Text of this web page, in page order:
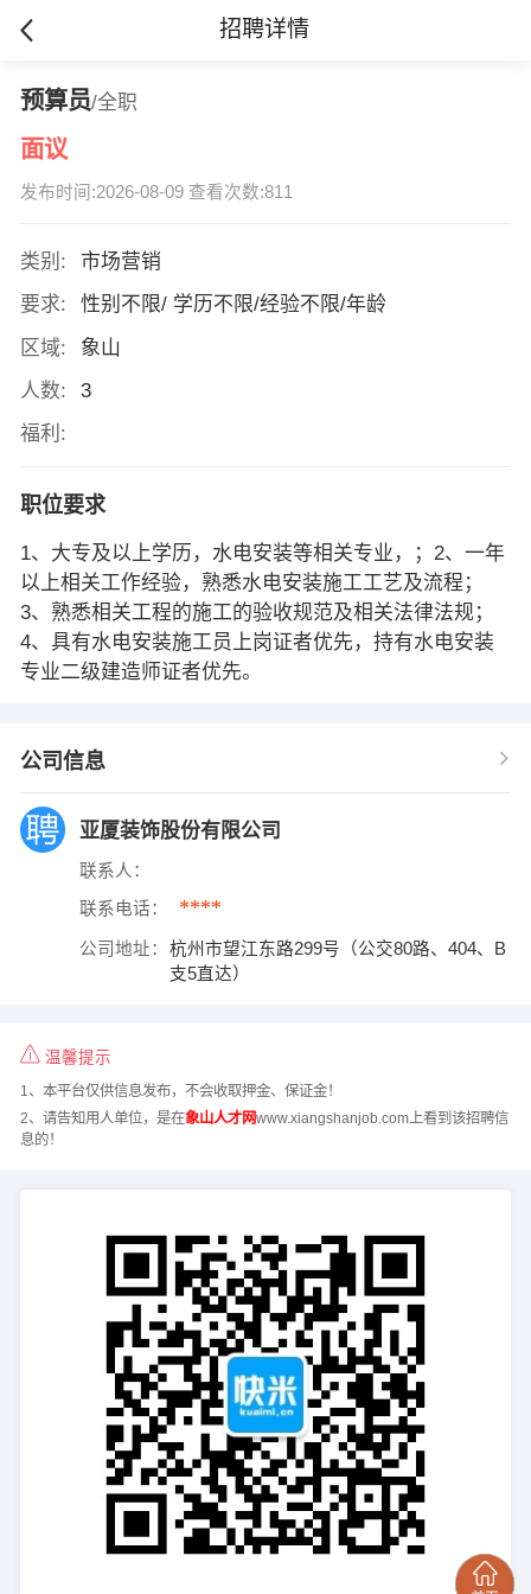
招聘详情
预算员/全职
面议
发布时间:2026-08-09 查看次数:811
类别:
市场营销
要求:
性别不限/ 学历不限/经验不限/年龄
区域:
象山
人数:
3
福利:
职位要求
1、大专及以上学历，水电安装等相关专业，；2、一年
以上相关工作经验，熟悉水电安装施工工艺及流程；
3、熟悉相关工程的施工的验收规范及相关法律法规；
4、具有水电安装施工员上岗证者优先，持有水电安装
专业二级建造师证者优先。
公司信息
亚厦装饰股份有限公司
联系人：
联系电话： ****
公司地址：
杭州市望江东路299号（公交80路、404、B
支5直达）
温馨提示
1、本平台仅供信息发布，不会收取押金、保证金！
2、请告知用人单位，是在象山人才网www.xiangshanjob.com上看到该招聘信
息的！